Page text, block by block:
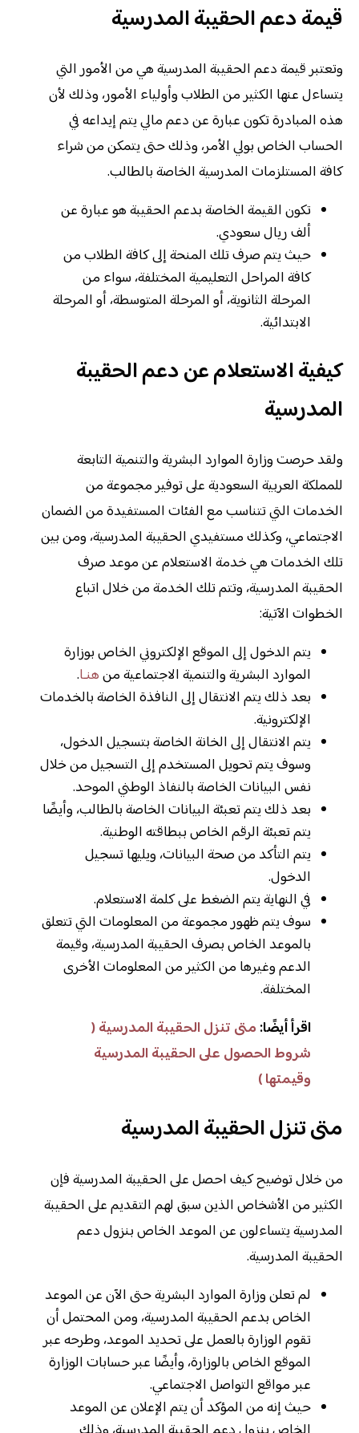
قيمة دعم الحقيبة المدرسية
وتعتبر قيمة دعم الحقيبة المدرسية هي من الأمور التي
يتساءل عنها الكثير من الطلاب وأولياء الأمور، وذلك لأن
هذه المبادرة تكون عبارة عن دعم مالي يتم إيداعه في
الحساب الخاص بولي الأمر، وذلك حتى يتمكن من شراء
كافة المستلزمات المدرسية الخاصة بالطالب.
تكون القيمة الخاصة بدعم الحقيبة هو عبارة عن
ألف ريال سعودي.
حيث يتم صرف تلك المنحة إلى كافة الطلاب من
كافة المراحل التعليمية المختلفة، سواء من
المرحلة الثانوية، أو المرحلة المتوسطة، أو المرحلة
الابتدائية.
كيفية الاستعلام عن دعم الحقيبة
المدرسية
ولقد حرصت وزارة الموارد البشرية والتنمية التابعة
للمملكة العربية السعودية على توفير مجموعة من
الخدمات التي تتناسب مع الفئات المستفيدة من الضمان
الاجتماعي، وكذلك مستفيدي الحقيبة المدرسية، ومن بين
تلك الخدمات هي خدمة الاستعلام عن موعد صرف
الحقيبة المدرسية، وتتم تلك الخدمة من خلال اتباع
الخطوات الآتية:
يتم الدخول إلى الموقع الإلكتروني الخاص بوزارة
الموارد البشرية والتنمية الاجتماعية منهنـا.
بعد ذلك يتم الانتقال إلى النافذة الخاصة بالخدمات
الإلكترونية.
يتم الانتقال إلى الخانة الخاصة بتسجيل الدخول،
وسوف يتم تحويل المستخدم إلى التسجيل من خلال
نفس البيانات الخاصة بالنفاذ الوطني الموحد.
بعد ذلك يتم تعبئة البيانات الخاصة بالطالب، وأيضًا
يتم تعبئة الرقم الخاص ببطاقته الوطنية.
يتم التأكد من صحة البيانات، ويليها تسجيل
الدخول.
في النهاية يتم الضغط على كلمة الاستعلام.
سوف يتم ظهور مجموعة من المعلومات التي تتعلق
بالموعد الخاص بصرف الحقيبة المدرسية، وقيمة
الدعم وغيرها من الكثير من المعلومات الأخرى
المختلفة.
اقرأ أيضًا: متى تنزل الحقيبة المدرسية (
شروط الحصول على الحقيبة المدرسية
وقيمتها )
متى تنزل الحقيبة المدرسية
من خلال توضيح كيف احصل على الحقيبة المدرسية فإن
الكثير من الأشخاص الذين سبق لهم التقديم على الحقيبة
المدرسية يتساءلون عن الموعد الخاص بنزول دعم
الحقيبة المدرسية.
لم تعلن وزارة الموارد البشرية حتى الآن عن الموعد
الخاص بدعم الحقيبة المدرسية، ومن المحتمل أن
تقوم الوزارة بالعمل على تحديد الموعد، وطرحه عبر
الموقع الخاص بالوزارة، وأيضًا عبر حسابات الوزارة
عبر مواقع التواصل الاجتماعي.
حيث إنه من المؤكد أن يتم الإعلان عن الموعد